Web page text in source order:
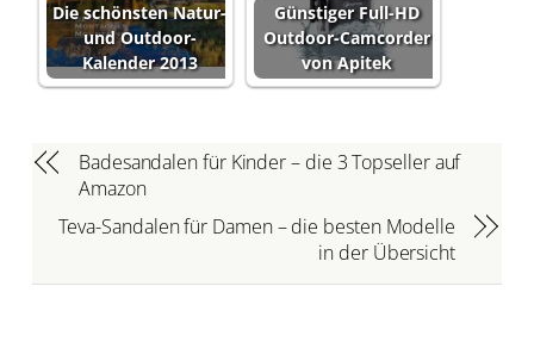
Die schönsten Natur-
und Outdoor-
Kalender 2013
Günstiger Full-HD
Outdoor-Camcorder
von Apitek
Badesandalen für Kinder – die 3 Topseller auf
Amazon
Teva-Sandalen für Damen – die besten Modelle
in der Übersicht